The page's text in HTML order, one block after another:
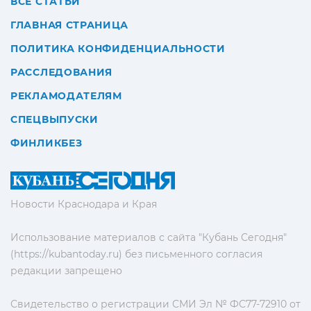
Новости Краснодара и Края
Использование материалов с сайта "Кубань Сегодня"
(https://kubantoday.ru) без письменного согласия
редакции запрещено
Свидетельство о регистрации СМИ Эл № ФС77-72910 от
ГЛАВНАЯ СТРАНИЦА
ПОЛИТИКА КОНФИДЕНЦИАЛЬНОСТИ
РАССЛЕДОВАНИЯ
РЕКЛАМОДАТЕЛЯМ
СПЕЦВЫПУСКИ
ФИНЛИКБЕЗ